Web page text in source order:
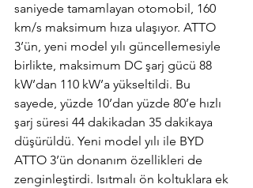
saniyede tamamlayan otomobil, 160
km/s maksimum hıza ulaşıyor. ATTO
3’ün, yeni model yılı güncellemesiyle
birlikte, maksimum DC şarj gücü 88
kW’dan 110 kW’a yükseltildi. Bu
sayede, yüzde 10’dan yüzde 80’e hızlı
şarj süresi 44 dakikadan 35 dakikaya
düşürüldü. Yeni model yılı ile BYD
ATTO 3’ün donanım özellikleri de
zenginleştirdi. Isıtmalı ön koltuklara ek